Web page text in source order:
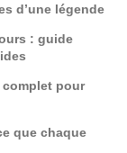
d’une légende
: guide
pour
que chaque